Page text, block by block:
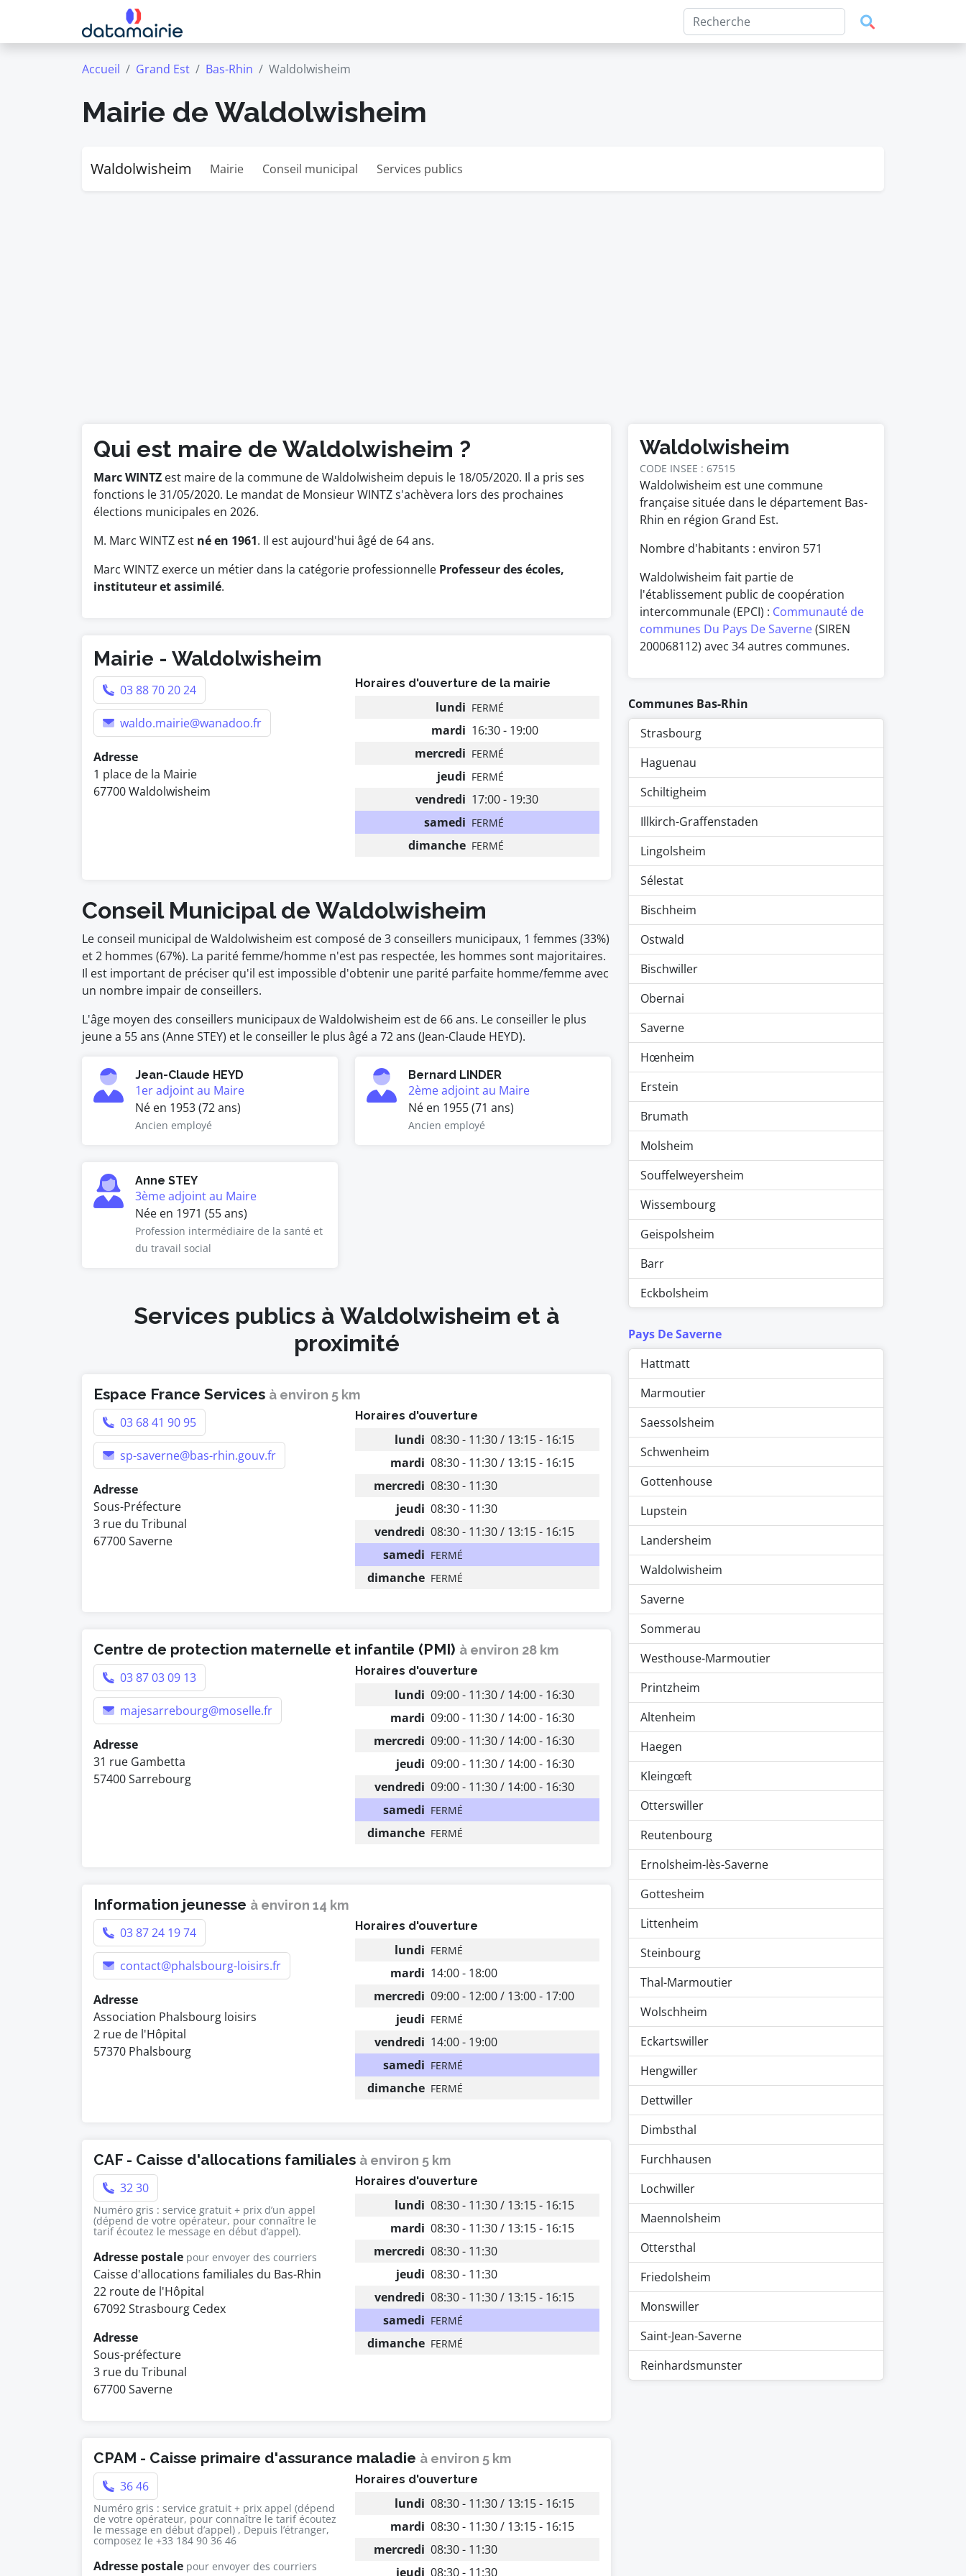
Accueil Grand Est Bas-Rhin Waldolwisheim
Mairie de Waldolwisheim
Waldolwisheim Mairie Conseil municipal Services publics
Qui est maire de Waldolwisheim ?
Marc WINTZ est maire de la commune de Waldolwisheim depuis le 18/05/2020. Il a pris ses
fonctions le 31/05/2020. Le mandat de Monsieur WINTZ s'achèvera lors des prochaines
élections municipales en 2026.
M. Marc WINTZ est né en 1961. Il est aujourd'hui âgé de 64 ans.
Marc WINTZ exerce un métier dans la catégorie professionnelle Professeur des écoles,
instituteur et assimilé.
Mairie - Waldolwisheim
03 88 70 20 24
waldo.mairie@wanadoo.fr
Adresse
1 place de la Mairie
67700 Waldolwisheim
Horaires d'ouverture de la mairie
lundi FERMÉ
mardi 16:30 - 19:00
mercredi FERMÉ
jeudi FERMÉ
vendredi 17:00 - 19:30
samedi FERMÉ
dimanche FERMÉ
Conseil Municipal de Waldolwisheim
Le conseil municipal de Waldolwisheim est composé de 3 conseillers municipaux, 1 femmes (33%)
et 2 hommes (67%). La parité femme/homme n'est pas respectée, les hommes sont majoritaires.
Il est important de préciser qu'il est impossible d'obtenir une parité parfaite homme/femme avec
un nombre impair de conseillers.
L'âge moyen des conseillers municipaux de Waldolwisheim est de 66 ans. Le conseiller le plus
jeune a 55 ans (Anne STEY) et le conseiller le plus âgé a 72 ans (Jean-Claude HEYD).
Jean-Claude HEYD
1er adjoint au Maire
Né en 1953 (72 ans)
Ancien employé
Bernard LINDER
2ème adjoint au Maire
Né en 1955 (71 ans)
Ancien employé
Anne STEY
3ème adjoint au Maire
Née en 1971 (55 ans)
Profession intermédiaire de la santé et
du travail social
Services publics à Waldolwisheim et à
proximité
Espace France Services à environ 5 km
03 68 41 90 95
sp-saverne@bas-rhin.gouv.fr
Adresse
Sous-Préfecture
3 rue du Tribunal
67700 Saverne
Horaires d'ouverture
lundi 08:30 - 11:30 / 13:15 - 16:15
mardi 08:30 - 11:30 / 13:15 - 16:15
mercredi 08:30 - 11:30
jeudi 08:30 - 11:30
vendredi 08:30 - 11:30 / 13:15 - 16:15
samedi FERMÉ
dimanche FERMÉ
Centre de protection maternelle et infantile (PMI) à environ 28 km
03 87 03 09 13
majesarrebourg@moselle.fr
Adresse
31 rue Gambetta
57400 Sarrebourg
Horaires d'ouverture
lundi 09:00 - 11:30 / 14:00 - 16:30
mardi 09:00 - 11:30 / 14:00 - 16:30
mercredi 09:00 - 11:30 / 14:00 - 16:30
jeudi 09:00 - 11:30 / 14:00 - 16:30
vendredi 09:00 - 11:30 / 14:00 - 16:30
samedi FERMÉ
dimanche FERMÉ
Information jeunesse à environ 14 km
03 87 24 19 74
contact@phalsbourg-loisirs.fr
Adresse
Association Phalsbourg loisirs
2 rue de l'Hôpital
57370 Phalsbourg
Horaires d'ouverture
lundi FERMÉ
mardi 14:00 - 18:00
mercredi 09:00 - 12:00 / 13:00 - 17:00
jeudi FERMÉ
vendredi 14:00 - 19:00
samedi FERMÉ
dimanche FERMÉ
CAF - Caisse d'allocations familiales à environ 5 km
32 30
Numéro gris : service gratuit + prix d’un appel
(dépend de votre opérateur, pour connaître le
tarif écoutez le message en début d’appel).
Adresse postale pour envoyer des courriers
Caisse d'allocations familiales du Bas-Rhin
22 route de l'Hôpital
67092 Strasbourg Cedex
Adresse
Sous-préfecture
3 rue du Tribunal
67700 Saverne
Horaires d'ouverture
lundi 08:30 - 11:30 / 13:15 - 16:15
mardi 08:30 - 11:30 / 13:15 - 16:15
mercredi 08:30 - 11:30
jeudi 08:30 - 11:30
vendredi 08:30 - 11:30 / 13:15 - 16:15
samedi FERMÉ
dimanche FERMÉ
CPAM - Caisse primaire d'assurance maladie à environ 5 km
36 46
Numéro gris : service gratuit + prix appel (dépend
de votre opérateur, pour connaître le tarif écoutez
le message en début d’appel) , Depuis l’étranger,
composez le +33 184 90 36 46
Adresse postale pour envoyer des courriers
Horaires d'ouverture
lundi 08:30 - 11:30 / 13:15 - 16:15
mardi 08:30 - 11:30 / 13:15 - 16:15
mercredi 08:30 - 11:30
jeudi 08:30 - 11:30
Waldolwisheim
CODE INSEE : 67515
Waldolwisheim est une commune
française située dans le département Bas-
Rhin en région Grand Est.
Nombre d'habitants : environ 571
Waldolwisheim fait partie de
l'établissement public de coopération
intercommunale (EPCI) : Communauté de
communes Du Pays De Saverne(SIREN
200068112) avec 34 autres communes.
Communes Bas-Rhin
Strasbourg
Haguenau
Schiltigheim
Illkirch-Graffenstaden
Lingolsheim
Sélestat
Bischheim
Ostwald
Bischwiller
Obernai
Saverne
Hœnheim
Erstein
Brumath
Molsheim
Souffelweyersheim
Wissembourg
Geispolsheim
Barr
Eckbolsheim
Pays De Saverne
Hattmatt
Marmoutier
Saessolsheim
Schwenheim
Gottenhouse
Lupstein
Landersheim
Waldolwisheim
Saverne
Sommerau
Westhouse-Marmoutier
Printzheim
Altenheim
Haegen
Kleingœft
Otterswiller
Reutenbourg
Ernolsheim-lès-Saverne
Gottesheim
Littenheim
Steinbourg
Thal-Marmoutier
Wolschheim
Eckartswiller
Hengwiller
Dettwiller
Dimbsthal
Furchhausen
Lochwiller
Maennolsheim
Ottersthal
Friedolsheim
Monswiller
Saint-Jean-Saverne
Reinhardsmunster